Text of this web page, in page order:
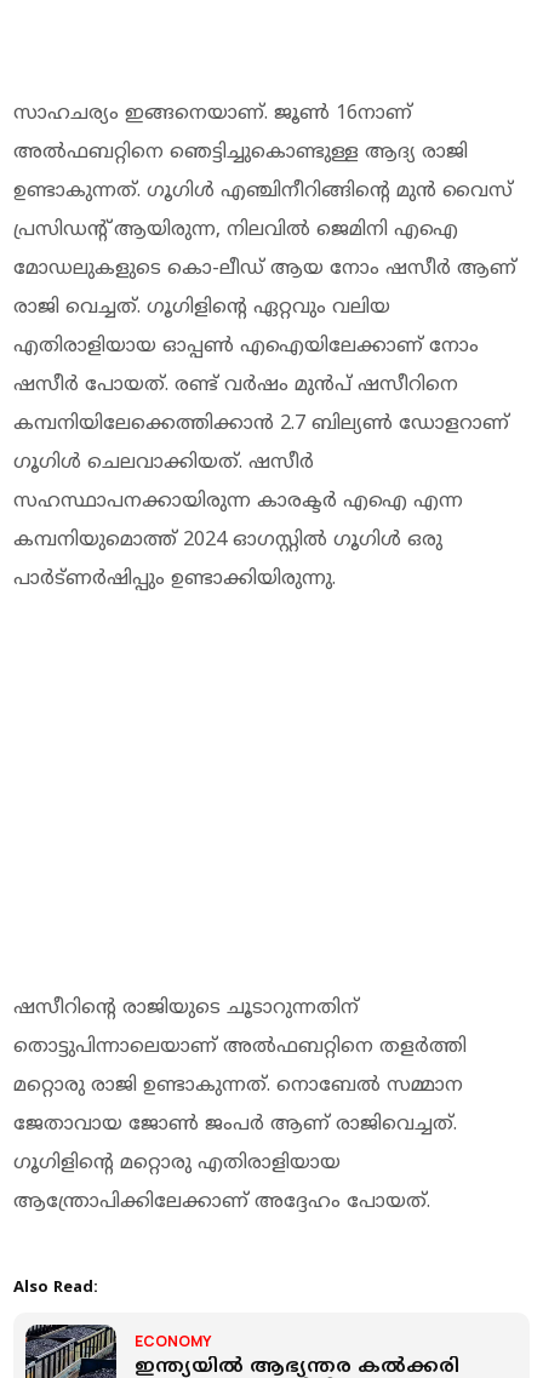
സാഹചര്യം ഇങ്ങനെയാണ്. ജൂൺ 16നാണ്
അൽഫബറ്റിനെ ഞെട്ടിച്ചുകൊണ്ടുള്ള ആദ്യ രാജി
ഉണ്ടാകുന്നത്. ഗൂഗിൾ എഞ്ചിനീറിങ്ങിന്റെ മുൻ വൈസ്
പ്രസിഡന്റ് ആയിരുന്ന, നിലവിൽ ജെമിനി എഐ
മോഡലുകളുടെ കൊ-ലീഡ് ആയ നോം ഷസീർ ആണ്
രാജി വെച്ചത്. ഗൂഗിളിന്റെ ഏറ്റവും വലിയ
എതിരാളിയായ ഓപ്പൺ എഐയിലേക്കാണ് നോം
ഷസീർ പോയത്. രണ്ട് വർഷം മുൻപ് ഷസീറിനെ
കമ്പനിയിലേക്കെത്തിക്കാൻ 2.7 ബില്യൺ ഡോളറാണ്
ഗൂഗിൾ ചെലവാക്കിയത്. ഷസീർ
സഹസ്ഥാപനക്കായിരുന്ന കാരക്ടർ എഐ എന്ന
കമ്പനിയുമൊത്ത് 2024 ഓഗസ്റ്റിൽ ഗൂഗിൾ ഒരു
പാർട്ണർഷിപ്പും ഉണ്ടാക്കിയിരുന്നു.
ഷസീറിന്റെ രാജിയുടെ ചൂടാറുന്നതിന്
തൊട്ടുപിന്നാലെയാണ് അൽഫബറ്റിനെ തളർത്തി
മറ്റൊരു രാജി ഉണ്ടാകുന്നത്. നൊബേൽ സമ്മാന
ജേതാവായ ജോൺ ജംപർ ആണ് രാജിവെച്ചത്.
ഗൂഗിളിന്റെ മറ്റൊരു എതിരാളിയായ
ആന്ത്രോപിക്കിലേക്കാണ് അദ്ദേഹം പോയത്.
Also Read:
ECONOMY
ഇന്ത്യയില്‍ ആഭ്യന്തര കല്‍ക്കരി